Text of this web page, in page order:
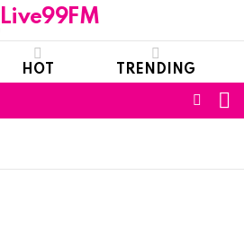
HOT TRENDING